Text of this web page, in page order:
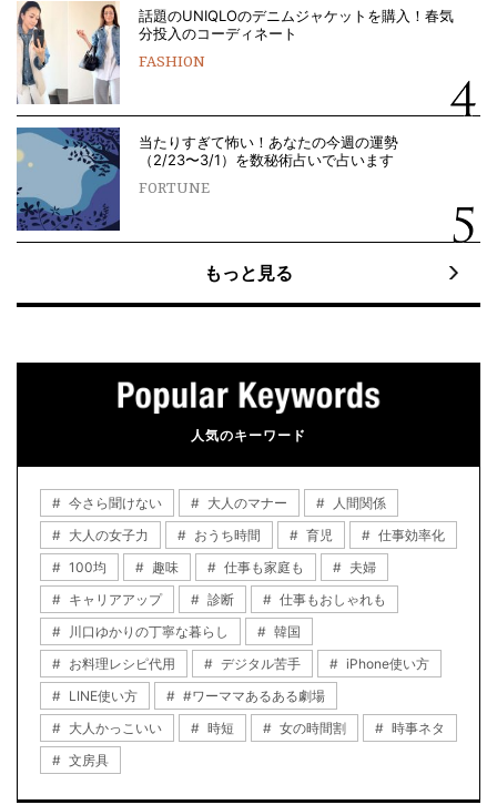
話題のUNIQLOのデニムジャケットを購入！春気
分投入のコーディネート
FASHION
当たりすぎて怖い！あなたの今週の運勢
（2/23〜3/1）を数秘術占いで占います
FORTUNE
もっと見る
人気のキーワード
今さら聞けない 大人のマナー
人間関係
大人の女子力
おうち時間 育児
仕事効率化
100均
趣味 仕事も家庭も
夫婦
キャリアアップ
診断
仕事もおしゃれも
川口ゆかりの丁寧な暮らし
韓国
お料理レシピ代用
デジタル苦手
iPhone使い方
LINE使い方
#ワーママあるある劇場
大人かっこいい
時短 女の時間割
時事ネタ
文房具